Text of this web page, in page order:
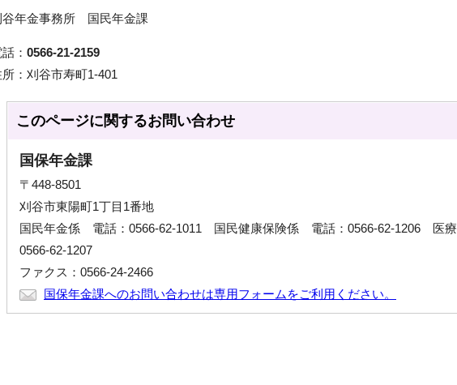
谷年金事務所 国民年金課
： 0566-21-2159
所：刈谷市寿町1-401
このページに関するお問い合わせ
国保年金課
〒448-8501
刈谷市東陽町1丁目1番地
国民年金係 電話：0566-62-1011 国民健康保険係 電話：0566-62-1206 医
0566-62-1207
ファクス：0566-24-2466
国保年金課へのお問い合わせは専用フォームをご利用ください。